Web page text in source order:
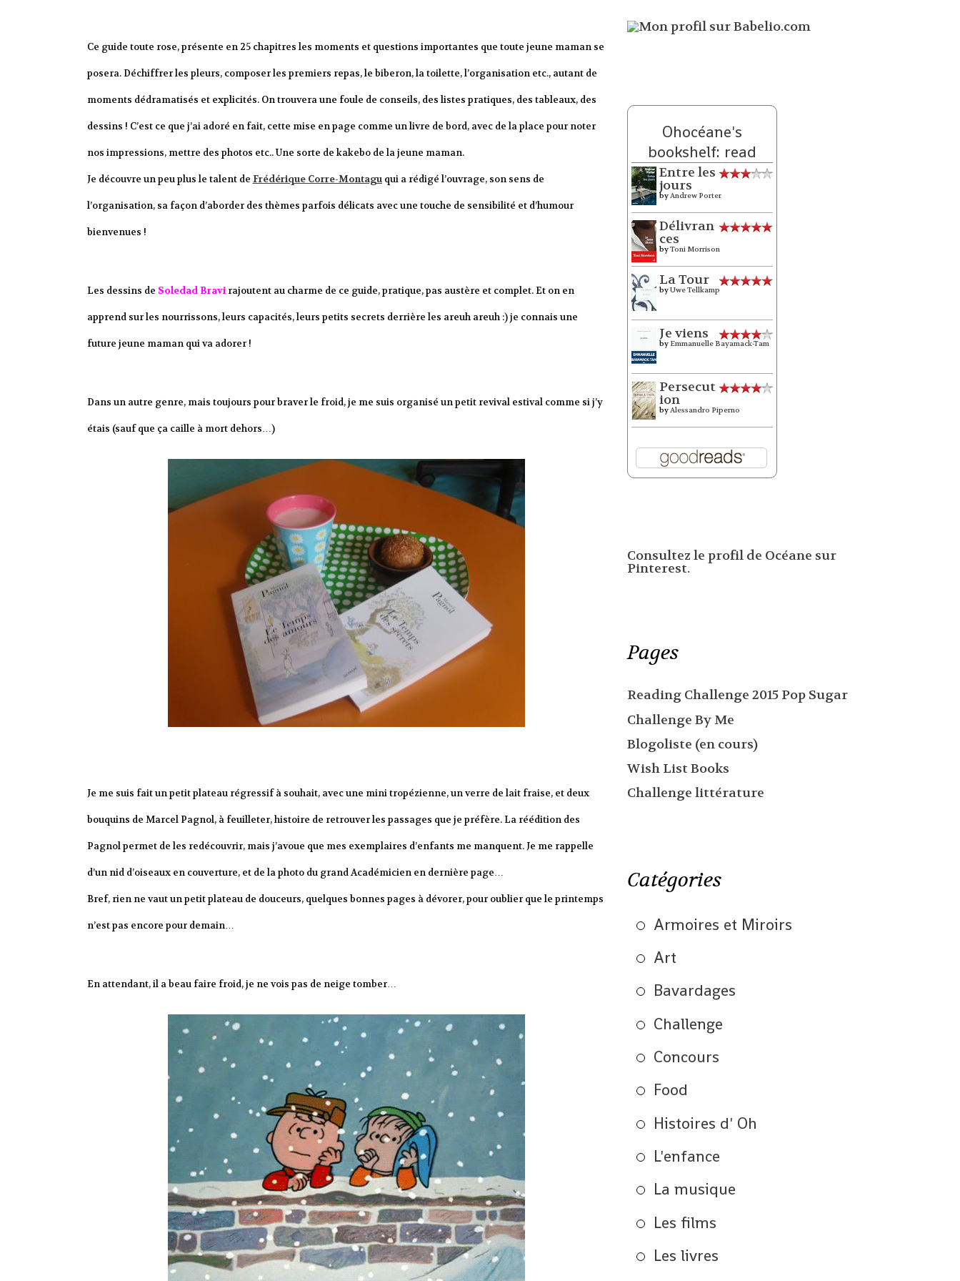
Ce guide toute rose, présente en 25 chapitres les moments et questions importantes que toute jeune maman se
posera. Déchiffrer les pleurs, composer les premiers repas, le biberon, la toilette, l’organisation etc., autant de
moments dédramatisés et explicités. On trouvera une foule de conseils, des listes pratiques, des tableaux, des
dessins ! C’est ce que j’ai adoré en fait, cette mise en page comme un livre de bord, avec de la place pour noter
nos impressions, mettre des photos etc.. Une sorte de kakebo de la jeune maman.
Je découvre un peu plus le talent de Frédérique Corre-Montaguqui a rédigé l’ouvrage, son sens de
l’organisation, sa façon d’aborder des thèmes parfois délicats avec une touche de sensibilité et d’humour
bienvenues !
Les dessins de Soledad Bravirajoutent au charme de ce guide, pratique, pas austère et complet. Et on en
apprend sur les nourrissons, leurs capacités, leurs petits secrets derrière les areuh areuh :) je connais une
future jeune maman qui va adorer !
Dans un autre genre, mais toujours pour braver le froid, je me suis organisé un petit revival estival comme si j’y
étais (sauf que ça caille à mort dehors…)
Je me suis fait un petit plateau régressif à souhait, avec une mini tropézienne, un verre de lait fraise, et deux
bouquins de Marcel Pagnol, à feuilleter, histoire de retrouver les passages que je préfère. La réédition des
Pagnol permet de les redécouvrir, mais j’avoue que mes exemplaires d’enfants me manquent. Je me rappelle
d’un nid d’oiseaux en couverture, et de la photo du grand Académicien en dernière page…
Bref, rien ne vaut un petit plateau de douceurs, quelques bonnes pages à dévorer, pour oublier que le printemps
n’est pas encore pour demain…
En attendant, il a beau faire froid, je ne vois pas de neige tomber…
Ohocéane's
bookshelf: read
Entre les
jours
byAndrew Porter
Délivran
ces
byToni Morrison
La Tour
byUwe Tellkamp
Je viens
by Emmanuelle Bayamack-Tam
Persecut
ion
byAlessandro Piperno
Consultez le profil de Océane sur
Pinterest.
Pages
Reading Challenge 2015 Pop Sugar
Challenge By Me
Blogoliste (en cours)
Wish List Books
Challenge littérature
Catégories
Armoires et Miroirs
Art
Bavardages
Challenge
Concours
Food
Histoires d' Oh
L'enfance
La musique
Les films
Les livres